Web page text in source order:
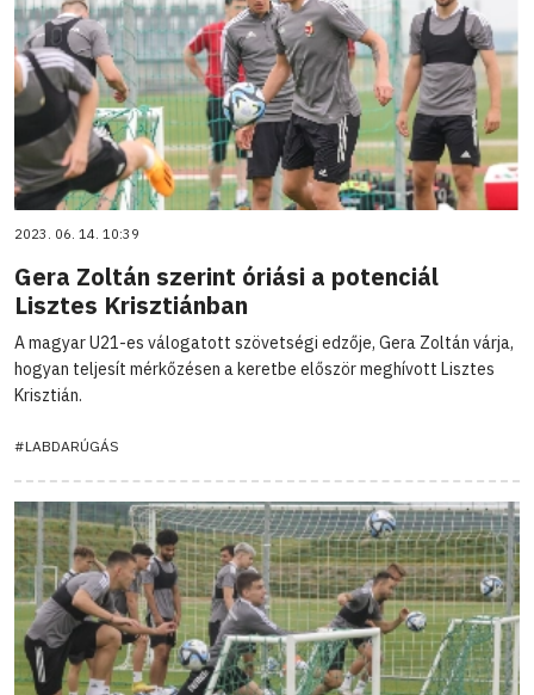
2023. 06. 14. 10:39
Gera Zoltán szerint óriási a potenciál
Lisztes Krisztiánban
A magyar U21-es válogatott szövetségi edzője, Gera Zoltán várja,
hogyan teljesít mérkőzésen a keretbe először meghívott Lisztes
Krisztián.
#LABDARÚGÁS